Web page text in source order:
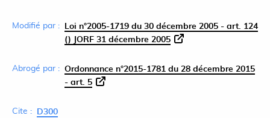
Modifié par :
Loi n°2005-1719 du 30 décembre 2005 - art. 124
() JORF 31 décembre 2005
Abrogé par : Ordonnance n°2015-1781 du 28 décembre 2015
- art. 5
Cite : D300